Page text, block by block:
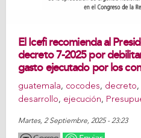
El Icefi recomienda al
decreto 7-2025 por
gasto ejecutado por los
guatemala, cocodes, decreto,
desarrollo, ejecución,
Martes, 2 Septiembre, 2025 - 23:23